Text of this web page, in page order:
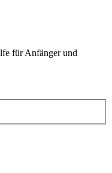
für Anfänger und